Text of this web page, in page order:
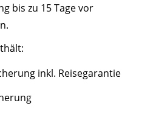
bis zu 15 Tage vor
inkl. Reisegarantie